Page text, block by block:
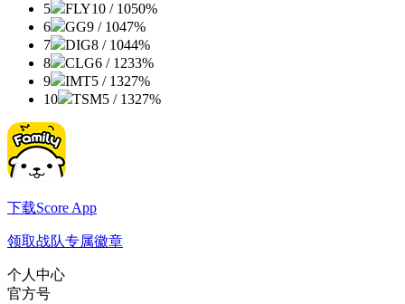
5
FLY10 / 1050%
6
GG9 / 1047%
7
DIG8 / 1044%
8
CLG6 / 1233%
9
IMT5 / 1327%
10
TSM5 / 1327%
下载Score App
领取战队专属徽章
个人中心
官方号